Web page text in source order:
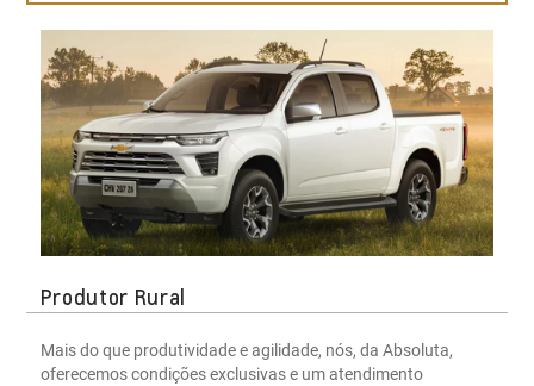
Produtor Rural
Mais do que produtividade e agilidade, nós, da Absoluta,
oferecemos condições exclusivas e um atendimento